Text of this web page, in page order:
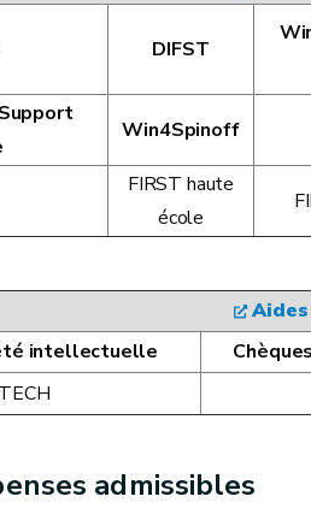
DIFST
Win4Spinoff
FIRST haute
école
intellectuelle
admissibles